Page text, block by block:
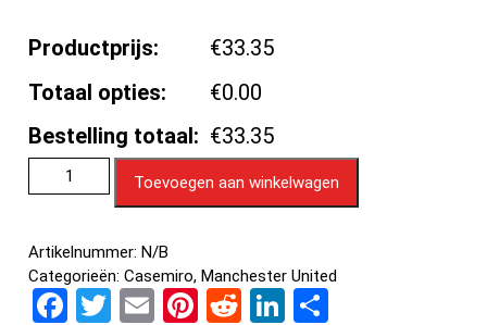
Productprijs:
€33.35
Totaal opties:
€0.00
Bestelling totaal: €33.35
Toevoegen aan winkelwagen
Artikelnummer:N/B
Categorieën:Casemiro,Manchester United
F
T
E
Pi R
Li